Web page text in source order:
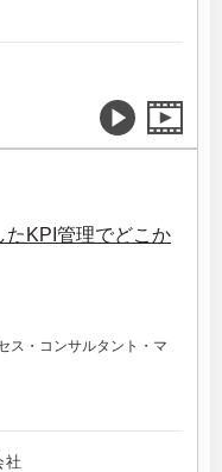
たKPI管理でどこか
ス・コンサルタント・マ
社